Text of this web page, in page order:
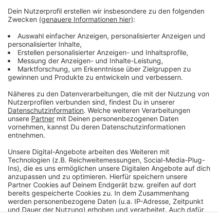
Sorgen, alles wird gut! Auf rauer See braucht man
einen erfahrenen Kapitän, der einen in den sicheren
Hafen der guten Laune schippert. Atzes Mantra für ein
glückliches Leben: "Lass' mich mal machen." Also volle
Kaltstart 24.
Anzeige
Anzeige